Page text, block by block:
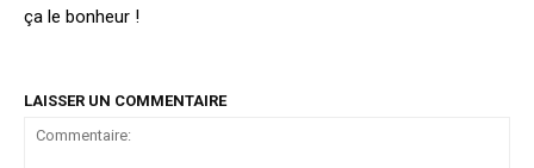
ça le bonheur !
LAISSER UN COMMENTAIRE